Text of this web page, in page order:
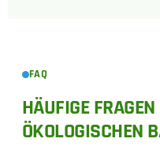
FAQ
HÄUFIGE
ÖKOLOGISCHEN